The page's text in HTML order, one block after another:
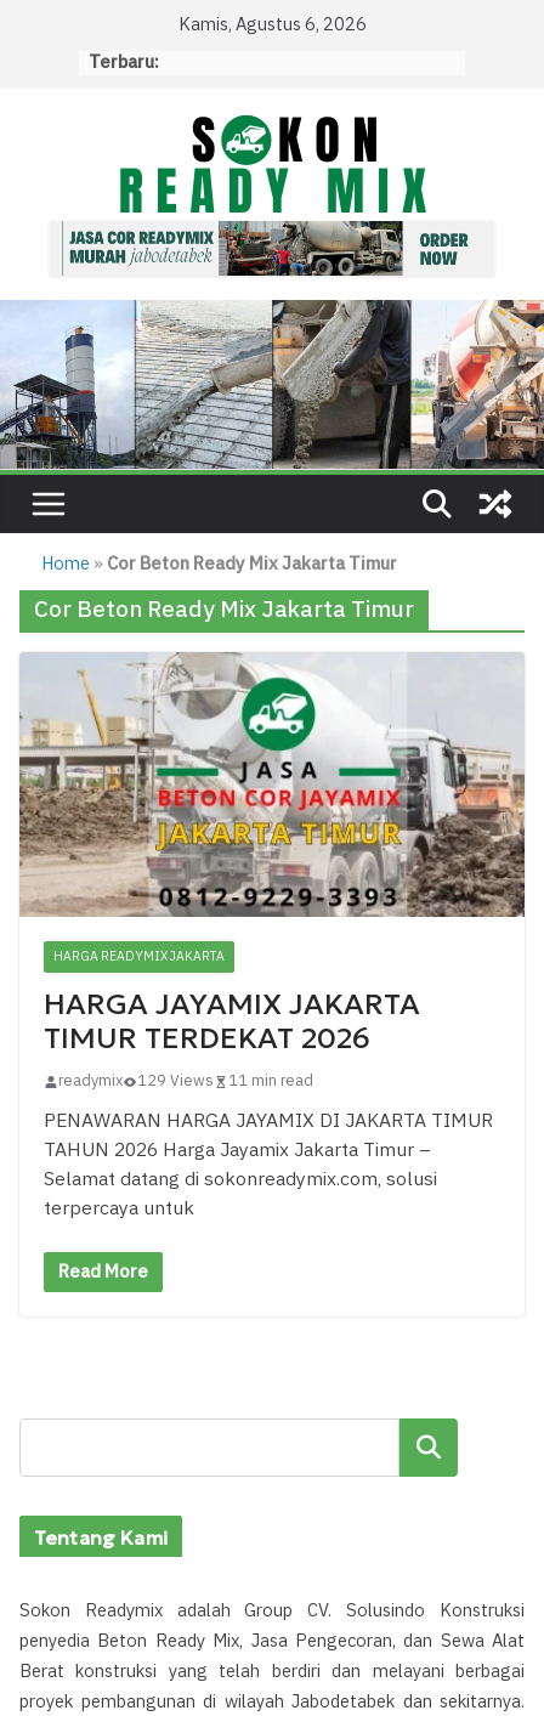
Kamis, Agustus 6, 2026
Terbaru:
Home » Cor Beton Ready Mix Jakarta Timur
Cor Beton Ready Mix Jakarta Timur
HARGA READYMIX JAKARTA
HARGA JAYAMIX JAKARTA
TIMUR TERDEKAT 2026
readymix 129 Views 11 min read
PENAWARAN HARGA JAYAMIX DI JAKARTA TIMUR
TAHUN 2026 Harga Jayamix Jakarta Timur –
Selamat datang di sokonreadymix.com, solusi
terpercaya untuk
Read More
Cari
Tentang Kami
Sokon Readymix adalah Group CV. Solusindo Konstruksi
penyedia Beton Ready Mix, Jasa Pengecoran, dan Sewa Alat
Berat konstruksi yang telah berdiri dan melayani berbagai
proyek pembangunan di wilayah Jabodetabek dan sekitarnya.